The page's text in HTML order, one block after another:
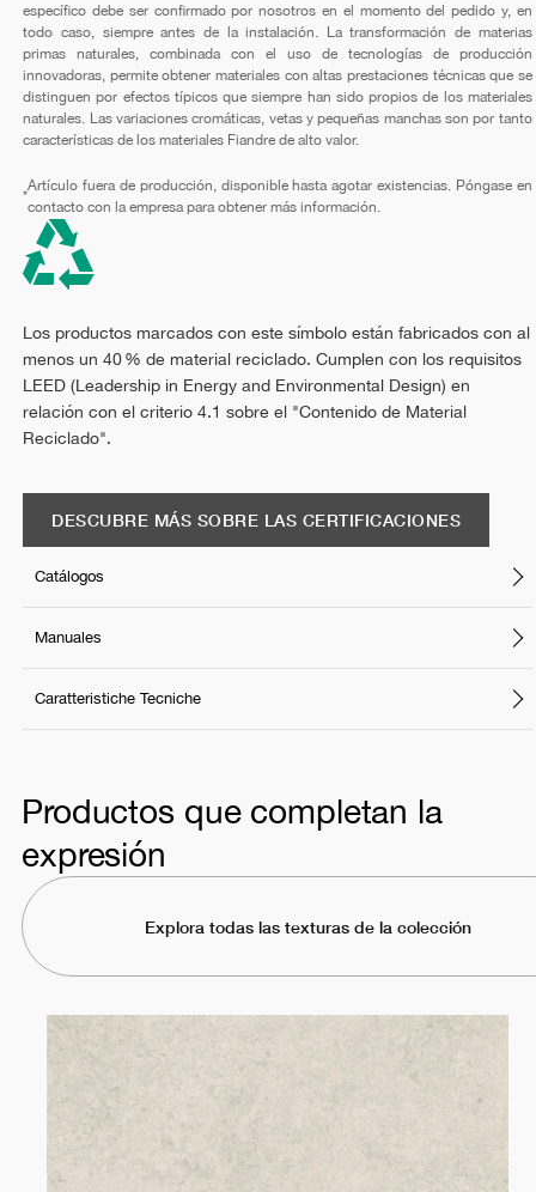
específico debe ser confirmado por nosotros en el momento del pedido y, en
todo caso, siempre antes de la instalación. La transformación de materias
primas naturales, combinada con el uso de tecnologías de producción
innovadoras, permite obtener materiales con altas prestaciones técnicas que se
distinguen por efectos típicos que siempre han sido propios de los materiales
naturales. Las variaciones cromáticas, vetas y pequeñas manchas son por tanto
características de los materiales Fiandre de alto valor.
*
Artículo fuera de producción, disponible hasta agotar existencias. Póngase en
contacto con la empresa para obtener más información.
Los productos marcados con este símbolo están fabricados con al
menos un 40 % de material reciclado. Cumplen con los requisitos
LEED (Leadership in Energy and Environmental Design) en
relación con el criterio 4.1 sobre el "Contenido de Material
Reciclado".
DESCUBRE MÁS SOBRE LAS CERTIFICACIONES
Catálogos
Manuales
Caratteristiche Tecniche
Productos que completan la
expresión
Explora todas las texturas de la colección